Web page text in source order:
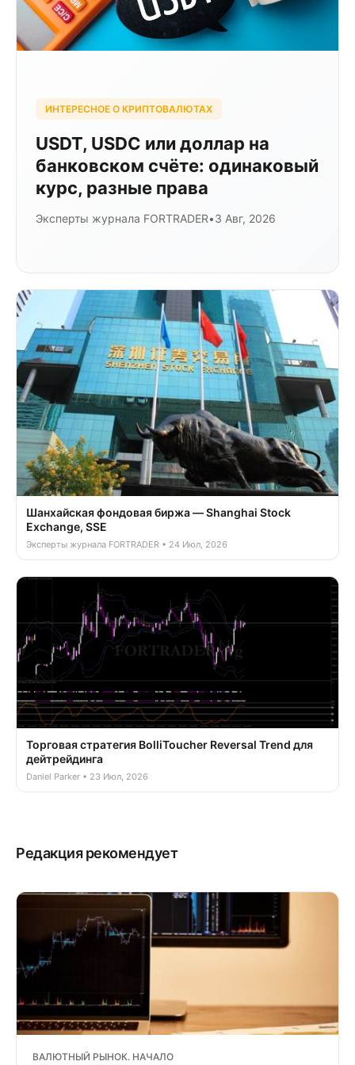
ИНТЕРЕСНОЕ О КРИПТОВАЛЮТАХ
USDT, USDC или доллар на
банковском счёте: одинаковый
курс, разные права
Эксперты журнала FORTRADER•3 Авг, 2026
Шанхайская фондовая биржа — Shanghai Stock
Exchange, SSE
Эксперты журнала FORTRADER • 24 Июл, 2026
Торговая стратегия BolliToucher Reversal Trend для
дейтрейдинга
Daniel Parker • 23 Июл, 2026
Редакция рекомендует
ВАЛЮТНЫЙ РЫНОК. НАЧАЛО